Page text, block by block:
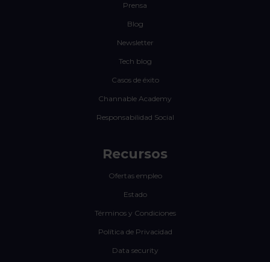
Prensa
Blog
Newsletter
Tech blog
Casos de éxito
Channable Academy
Responsabilidad Social
Recursos
Ofertas empleo
Estado
Términos y Condiciones
Política de Privacidad
Data security